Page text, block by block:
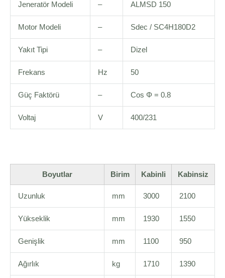
Jeneratör Modeli – ALMSD 150
Motor Modeli – Sdec / SC4H180D2
Yakıt Tipi – Dizel
Frekans Hz 50
Güç Faktörü – Cos Φ = 0.8
Voltaj V 400/231
Boyutlar Birim Kabinli Kabinsiz
Uzunluk mm 3000 2100
Yükseklik mm 1930 1550
Genişlik mm 1100 950
Ağırlık kg 1710 1390